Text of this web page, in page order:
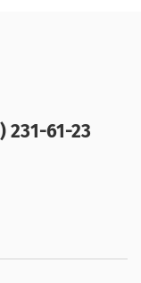
231-61-23